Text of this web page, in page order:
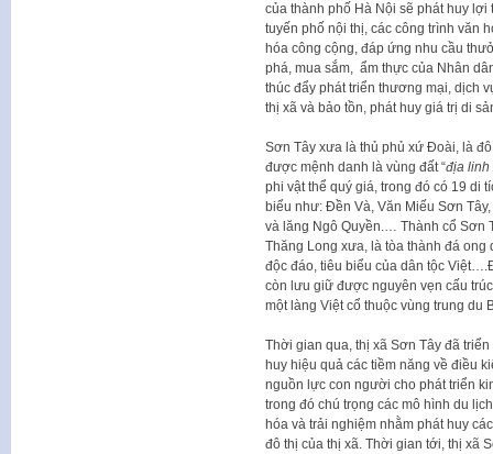
của thành phố Hà Nội sẽ phát huy
tuyến phố nội thị, các công trình văn
hóa công cộng, đáp ứng nhu cầu
phá, mua sắm, ẩm thực của Nhân
thúc đẩy phát triển thương mại, dịch
thị xã và bảo tồn, phát huy giá trị di
Sơn Tây xưa là thủ phủ xứ Đoài, là
được mệnh danh là vùng đất “địa linh
phi vật thể quý giá, trong đó có 19 di
biểu như: Đền Và, Văn Miếu Sơn
và lăng Ngô Quyền.… Thành cổ Sơn
Thăng Long xưa, là tòa thành đá
độc đáo, tiêu biểu của dân tộc
còn lưu giữ được nguyên vẹn cấu
một làng Việt cổ thuộc vùng trung du
Thời gian qua, thị xã Sơn Tây đã
huy hiệu quả các tiềm năng về điều
nguồn lực con người cho phát triển
trong đó chú trọng các mô hình du
hóa và trải nghiệm nhằm phát huy
đô thị của thị xã. Thời gian tới, thị xã